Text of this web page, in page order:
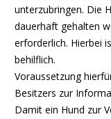
unterzubringen. Die
dauerhaft gehalten
erforderlich. Hierbei
behilflich.
Voraussetzung
Besitzers zur
Damit ein Hund zur